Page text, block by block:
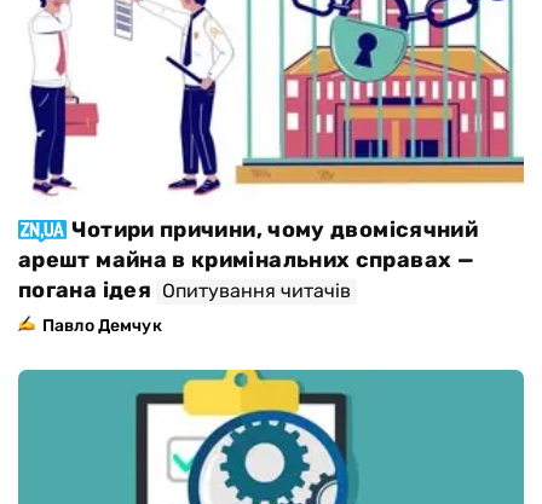
Чотири причини, чому двомісячний
арешт майна в кримінальних справах —
погана ідея Опитування читачів
Павло Демчук